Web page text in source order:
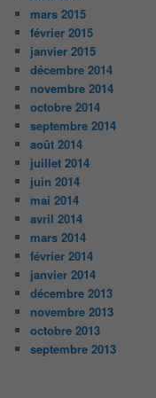
mars 2015
février 2015
janvier 2015
décembre 2014
novembre 2014
octobre 2014
septembre 2014
août 2014
juillet 2014
juin 2014
mai 2014
avril 2014
mars 2014
février 2014
janvier 2014
décembre 2013
novembre 2013
octobre 2013
septembre 2013